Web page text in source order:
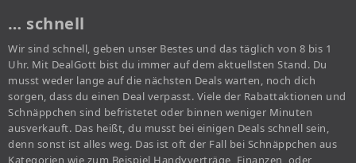
… schnell
Wir sind schnell, geben unser Bestes und das täglich von 8 bis 1
Uhr. Mit DealGott bist du immer auf dem aktuellsten Stand. Du
musst weder lange auf die nächsten Deals warten, noch dich
sorgen, dass du einen Deal verpasst. Viele der Rabattaktionen und
Schnäppchen sind befristetet oder binnen weniger Minuten
ausverkauft. Das heißt, du musst bei einigen Deals schnell sein,
denn sonst ist alles weg. Das ist oft der Fall bei Schnäppchen aus
Kategorien wie zum Beispiel Handyverträge, Finanzen, oder